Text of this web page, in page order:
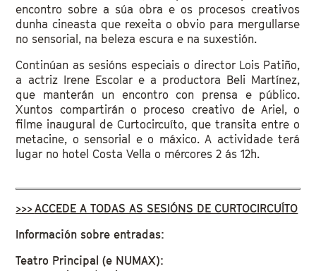
encontro sobre a súa obra e os procesos creativos
dunha cineasta que rexeita o obvio para mergullarse
no sensorial, na beleza escura e na suxestión.
Continúan as sesións especiais o director Lois Patiño,
a actriz Irene Escolar e a productora Beli Martínez,
que manterán un encontro con prensa e público.
Xuntos compartirán o proceso creativo de Ariel, o
filme inaugural de Curtocircuíto, que transita entre o
metacine, o sensorial e o máxico. A actividade terá
lugar no hotel Costa Vella o mércores 2 ás 12h.
>>>ACCEDE A TODAS AS SESIÓNS DE CURTOCIRCUÍTO
Información sobre entradas:
Teatro Principal (e NUMAX):